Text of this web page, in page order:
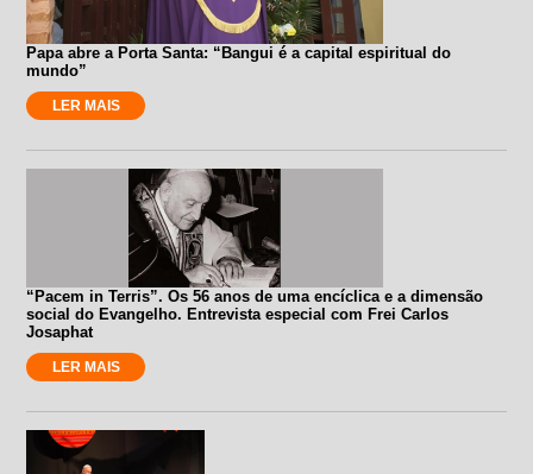
Papa abre a Porta Santa: “Bangui é a capital espiritual do
mundo”
LER MAIS
“Pacem in Terris”. Os 56 anos de uma encíclica e a dimensão
social do Evangelho. Entrevista especial com Frei Carlos
Josaphat
LER MAIS